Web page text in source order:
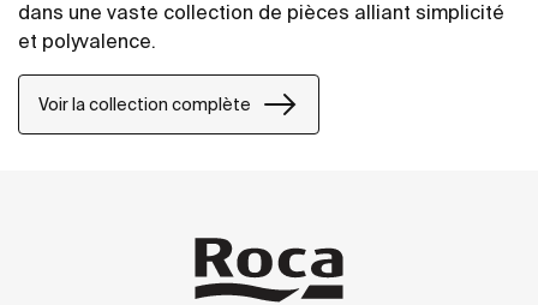
dans une vaste collection de pièces alliant simplicité
et polyvalence.
Voir la collection complète